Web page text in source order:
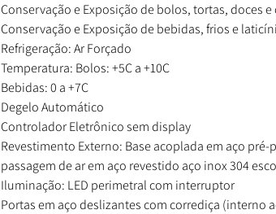
Conservação e Exposição de bolos, tortas, doces
Conservação e Exposição de bebidas, frios e
Refrigeração: Ar Forçado
Temperatura: Bolos: +5C a +10C
Bebidas: 0 a +7C
Degelo Automático
Controlador Eletrônico sem display
Revestimento Externo: Base acoplada em aço
passagem de ar em aço revestido aço inox 304
Iluminação: LED perimetral com interruptor
Portas em aço deslizantes com corrediça (interno